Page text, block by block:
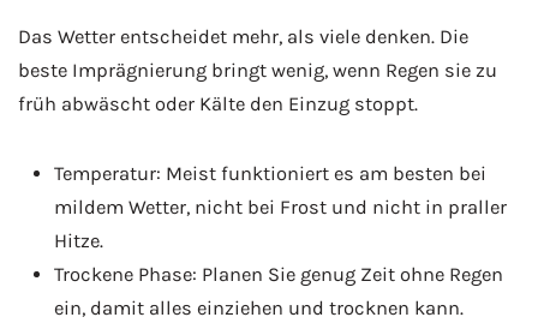
Das Wetter entscheidet mehr, als viele denken. Die
beste Imprägnierung bringt wenig, wenn Regen sie zu
früh abwäscht oder Kälte den Einzug stoppt.
Temperatur: Meist funktioniert es am besten bei
mildem Wetter, nicht bei Frost und nicht in praller
Hitze.
Trockene Phase: Planen Sie genug Zeit ohne Regen
ein, damit alles einziehen und trocknen kann.